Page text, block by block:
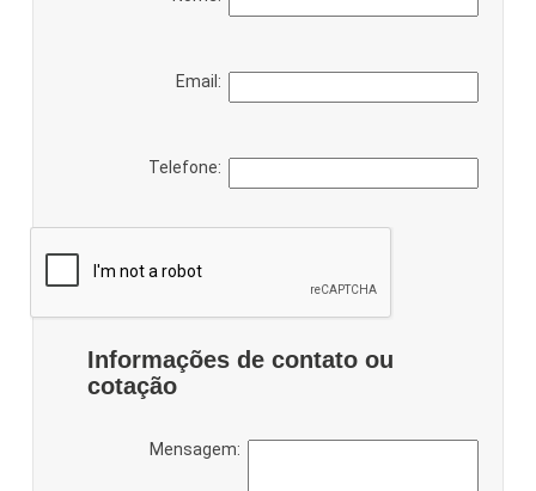
Email:
Telefone:
Informações de contato ou
cotação
Mensagem: